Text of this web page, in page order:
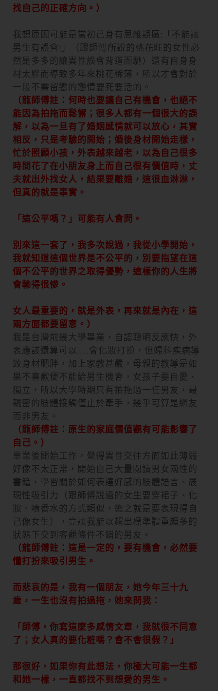
找自己的正確方向。）
我想原因可能是當初己身有思維誤區:「不能讓
男生有誤會!」（跟師傅所說的桃花旺的女性必
然是多多的讓異性誤會背道而馳）還有自身身
材太胖而導致多年來桃花稀薄，所以才會對於
一段不需留戀的戀情要死要活的。
（龍師傅註：何時也要讓自己有機會，也絕不
能因為拍拖而鬆懈；很多人都有一個很大的誤
解，以為一旦有了婚姻感情就可以放心，其實
相反，只是考驗的開始；婚後身材開始走樣，
忙於照顧小孩，外表越來越老，以為自己很多
時間花了在小朋友身上而自己很有價值時，丈
夫就出外找女人，結果要離婚，這很血淋淋，
但真的就是事實。
「這公平嗎？」可能有人會問。
別來這一套了，我多次說過，我從小學開始，
我就知道這個世界是不公平的，別要指望在這
個不公平的世界之取得優勢，這樣你的人生將
會輸得很慘。
女人最重要的，就是外表，再來就是內在，這
兩方面都要留意。）
我是台灣前幾大學畢業，自認聰明反應快，外
表應該還算可以……會化妝打扮，但婦科疾病導
致身材肥胖，加上家教甚嚴，母親的教導是如
果不喜歡便不能給男生機會，女孩子要自愛、
獨立，所以大學時期只有拍拖過一任男友，最
親密的肢體接觸僅止於牽手，幾乎可算是網友
而非男友。
（龍師傅註：原生的家庭價值觀有可能影響了
自己。）
畢業後開始工作，覺得異性交往方面如此薄弱
好像不太正常，開始自己大量閱讀男女兩性的
書籍，學習關於如何表達好感的肢體語言、展
現性吸引力（跟師傅說過的女生要穿裙子、化
妝、噴香水的方式類似，總之就是要表現得自
己像女生），竟讓我能以超出標準體重頗多的
狀態下交到客觀條件不錯的男友。
（龍師傅註：這是一定的，要有機會，必然要
懂打扮來吸引男生。
而悲哀的是，我有一個朋友，她今年三十九
歲，一生也沒有拍過拖，她來問我：
「師傅，你寫這麼多感情文章，我就很不同意
了；女人真的要化粧嗎？會不會很假？」
那很好，如果你有此想法，你極大可能一生都
和她一樣，一直都找不到想愛的男生。